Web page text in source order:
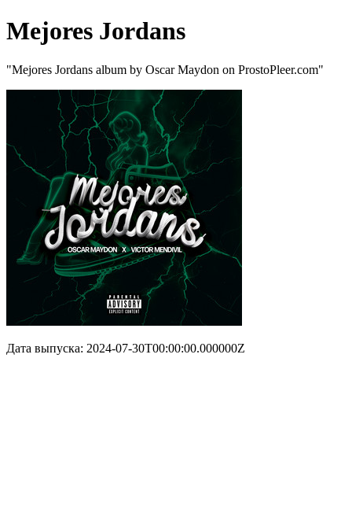
Mejores Jordans
"Mejores Jordans album by Oscar Maydon on ProstoPleer.com"
Дата выпуска: 2024-07-30T00:00:00.000000Z